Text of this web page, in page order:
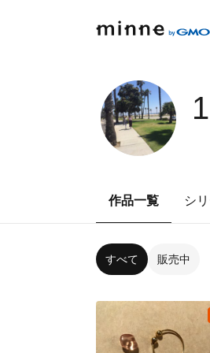
作品一覧 シ
すべて 販売中